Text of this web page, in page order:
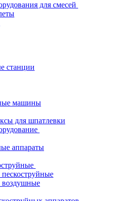
для смесей
станции
машины
для шпатлевки
аппараты
пескоструйные
воздушные